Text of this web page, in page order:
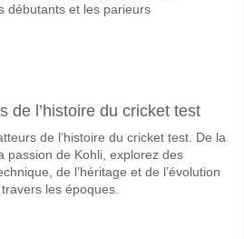
débutants et les parieurs
de l’histoire du cricket test
de l’histoire du cricket test. De la
passion de Kohli, explorez des
de l’héritage et de l’évolution
les époques.